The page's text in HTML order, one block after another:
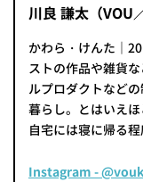
川良 謙太（VOU
かわら・けんた｜
ストの作品や雑貨
ルプロダクトなど
暮らし。とはいえほ
自宅には寝に帰る程
Instagram -